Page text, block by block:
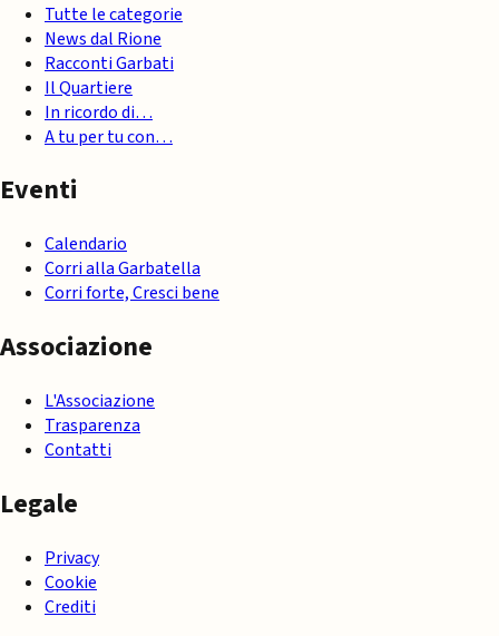
Tutte le categorie
News dal Rione
Racconti Garbati
Il Quartiere
In ricordo di…
A tu per tu con…
Eventi
Calendario
Corri alla Garbatella
Corri forte, Cresci bene
Associazione
L'Associazione
Trasparenza
Contatti
Legale
Privacy
Cookie
Crediti